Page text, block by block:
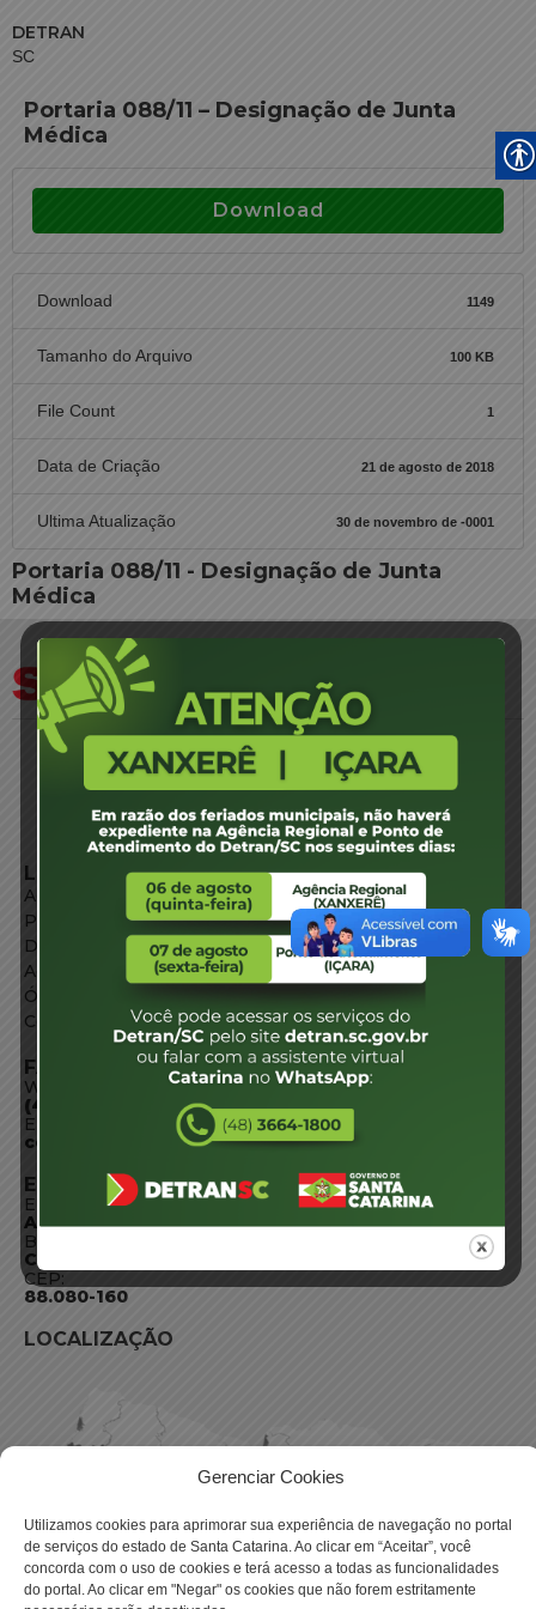
Gerenciar Cookies
Utilizamos cookies para aprimorar sua experiência de navegação no portal
de serviços do estado de Santa Catarina. Ao clicar em “Aceitar”, você
concorda com o uso de cookies e terá acesso a todas as funcionalidades
do portal. Ao clicar em "Negar" os cookies que não forem estritamente
DETRAN
SC
Portaria 088/11 – Designação de Junta
Médica
Download
Download 1149
Tamanho do Arquivo 100 KB
File Count 1
Data de Criação 21 de agosto de 2018
Ultima Atualização 30 de novembro de -0001
Portaria 088/11 - Designação de Junta
Médica
LINKS EXTERNOS
Agência de Notícias
Portal de Serviços
Diário Oficial
Acesso à Informação
Órgãos do Governo
Conheça SC
FALE CONOSCO
WhatsApp:
(48) 3664-1800
E-mail:
centraldeinformacoes@detran.sc.gov.br
ENDEREÇO
Endereço:
Av. Almirante Tamandaré - 480
Bairro:
Coqueiros, Florianópolis SC
CEP:
88.080-160
LOCALIZAÇÃO